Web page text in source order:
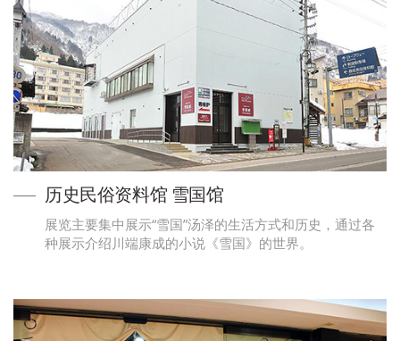
历史民俗资料馆 雪国馆
展览主要集中展示“雪国”汤泽的生活方式和历史，通过各
种展示介绍川端康成的小说《雪国》的世界。